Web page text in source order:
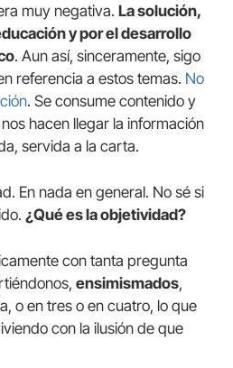
muy negativa. La solución,
y por el desarrollo
. Aun así, sinceramente, sigo
referencia a estos temas. No
. Se consume contenido y
hacen llegar la información
servida a la carta.
En nada en general. No sé si
¿Qué es la objetividad?
con tanta pregunta
ensimismados,
o en tres o en cuatro, lo que
con la ilusión de que